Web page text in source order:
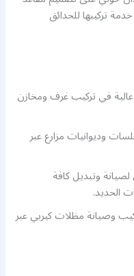
تركيبها للحدائق
عالية في تركيب غرف ومخازن
وديوانيات مزارع عبر
وتبديل كافة
الحديد.
وصيانة مظلات كيربي عبر